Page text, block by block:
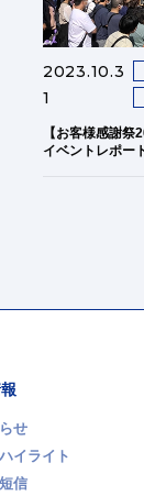
2023.10.3
1
【お客様感謝祭
イベントレポー
せ
イライト
信